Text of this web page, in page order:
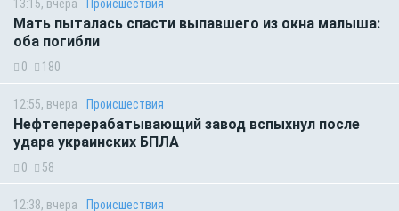
13:15, вчера Происшествия
Мать пыталась спасти выпавшего из окна малыша:
оба погибли
0 180
12:55, вчера Происшествия
Нефтеперерабатывающий завод вспыхнул после
удара украинских БПЛА
0 58
12:38, вчера Происшествия